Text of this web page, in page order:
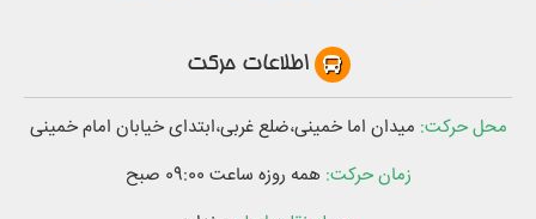
اطلاعات حرکت
محل حرکت: میدان اما خمینی،ضلع غربی،ابتدای خیابان امام خمینی
زمان حرکت:همه روزه ساعت 09:00 صبح